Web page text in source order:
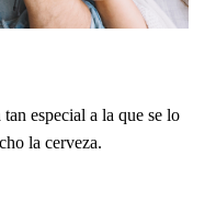
tan especial a la que se lo
la cerveza.